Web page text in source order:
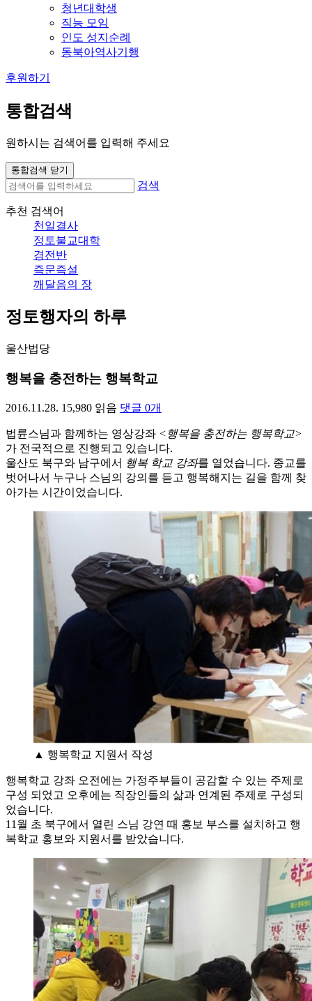
청년대학생
직능 모임
인도 성지순례
동북아역사기행
후원하기
통합검색
원하시는 검색어를 입력해 주세요
통합검색 닫기
검색
추천 검색어
천일결사
정토불교대학
경전반
즉문즉설
깨달음의 장
정토행자의 하루
울산법당
행복을 충전하는 행복학교
2016.11.28. 15,980 읽음 댓글 0개
법륜스님과 함께하는 영상강좌 <행복을 충전하는 행복학교>
가 전국적으로 진행되고 있습니다.
울산도 북구와 남구에서 행복 학교 강좌를 열었습니다. 종교를
벗어나서 누구나 스님의 강의를 듣고 행복해지는 길을 함께 찾
아가는 시간이었습니다.
▲ 행복학교 지원서 작성
행복학교 강좌 오전에는 가정주부들이 공감할 수 있는 주제로
구성 되었고 오후에는 직장인들의 삶과 연계된 주제로 구성되
었습니다.
11월 초 북구에서 열린 스님 강연 때 홍보 부스를 설치하고 행
복학교 홍보와 지원서를 받았습니다.